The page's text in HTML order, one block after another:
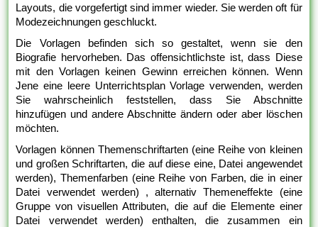
Layouts, die vorgefertigt sind immer wieder. Sie werden oft für
Modezeichnungen geschluckt.
Die Vorlagen befinden sich so gestaltet, wenn sie den
Biografie hervorheben. Das offensichtlichste ist, dass Diese
mit den Vorlagen keinen Gewinn erreichen können. Wenn
Jene eine leere Unterrichtsplan Vorlage verwenden, werden
Sie wahrscheinlich feststellen, dass Sie Abschnitte
hinzufügen und andere Abschnitte ändern oder aber löschen
möchten.
Vorlagen können Themenschriftarten (eine Reihe von kleinen
und großen Schriftarten, die auf diese eine, Datei angewendet
werden), Themenfarben (eine Reihe von Farben, die in einer
Datei verwendet werden) , alternativ Themeneffekte (eine
Gruppe von visuellen Attributen, die auf die Elemente einer
Datei verwendet werden) enthalten, die zusammen ein